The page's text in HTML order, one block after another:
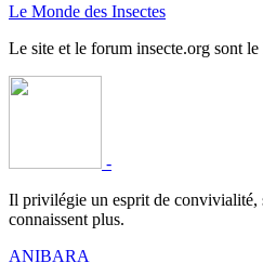
Le Monde des Insectes
Le site et le forum insecte.org sont
-
Il privilégie un esprit de convivialité,
connaissent plus.
ANIBARA